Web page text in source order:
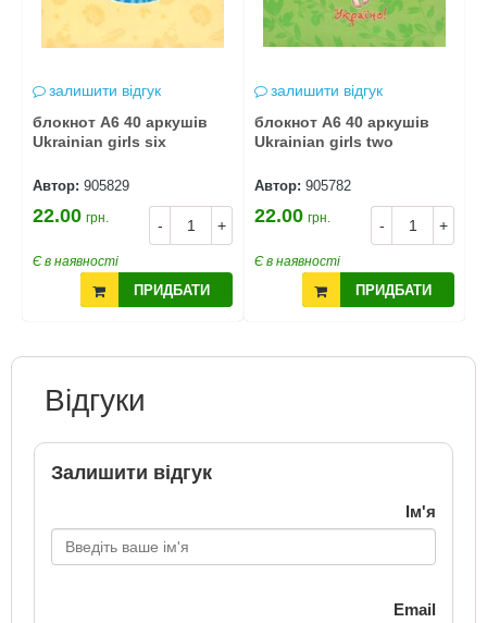
залишити відгук
блокнот А6 40 аркушів
Ukrainian girls six
Автор: 905829
- +
22.00 грн.
Є в наявності
ПРИДБАТИ
залишити відгук
блокнот А6 40 аркушів
Ukrainian girls two
Автор: 905782
- +
22.00 грн.
Є в наявності
ПРИДБАТИ
Відгуки
Залишити відгук
Ім'я
Email